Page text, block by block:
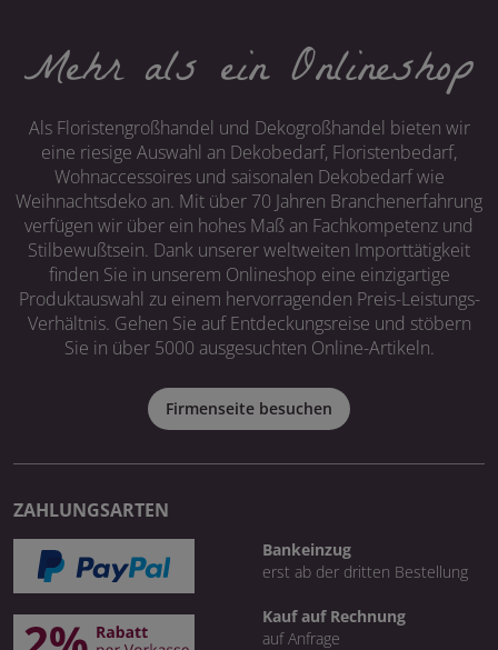
Mehr als ein Onlineshop
Als Floristengroßhandel und Dekogroßhandel bieten wir
eine riesige Auswahl an Dekobedarf, Floristenbedarf,
Wohnaccessoires und saisonalen Dekobedarf wie
Weihnachtsdeko an. Mit über 70 Jahren Branchenerfahrung
verfügen wir über ein hohes Maß an Fachkompetenz und
Stilbewußtsein. Dank unserer weltweiten Importtätigkeit
finden Sie in unserem Onlineshop eine einzigartige
Produktauswahl zu einem hervorragenden Preis-Leistungs-
Verhältnis. Gehen Sie auf Entdeckungsreise und stöbern
Sie in über 5000 ausgesuchten Online-Artikeln.
Firmenseite besuchen
ZAHLUNGSARTEN
Bankeinzug
erst ab der dritten Bestellung
Kauf auf Rechnung
auf Anfrage